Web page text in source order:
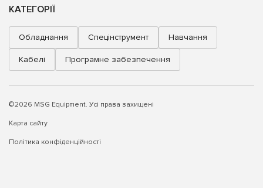
КАТЕГОРІЇ
Обладнання Спецінструмент Навчання
Кабелі Програмне забезпечення
©2026 MSG Equipment. Усі права захищені
Карта сайту
Політика конфіденційності